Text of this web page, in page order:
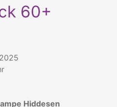
60+
Hiddesen